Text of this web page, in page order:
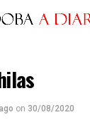
on 30/08/2020